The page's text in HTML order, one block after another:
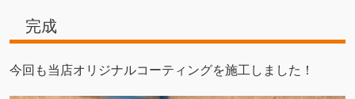
完成
今回も当店オリジナルコーティングを施工しました！